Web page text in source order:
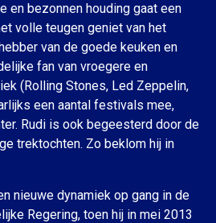
en bezonnen houding gaat een
volle teugen geniet van het
van de goede keuken en
fan van vroegere en
(Rolling Stones, Led Zeppelin,
een aantal festivals mee,
Rudi is ook begeesterd door de
trektochten. Zo beklom hij in
nieuwe dynamiek op gang in de
Regering, toen hij in mei 2013